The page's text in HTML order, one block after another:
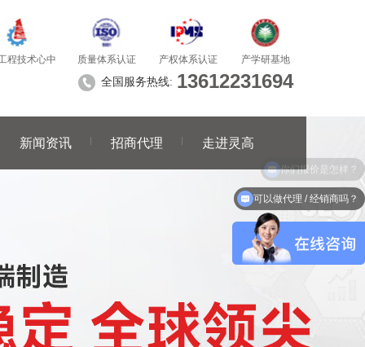
程技术心中 质量体系认证 产权体系认证 产学研基地
全国服务热线: 13612231694
新闻资讯 招商代理 走进灵高
可以做代理 / 经销商吗？